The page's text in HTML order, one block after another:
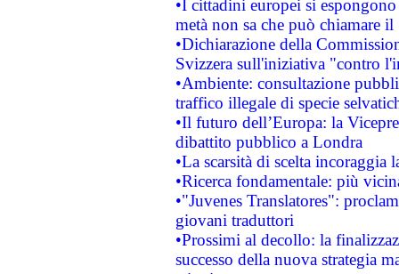
•I cittadini europei si
metà non sa che può chiamare
•Dichiarazione della
Svizzera sull'iniziativa "contro
•Ambiente: consultazione
traffico illegale di specie
•Il futuro dell’Europa: la
dibattito pubblico a Londra
•La scarsità di scelta
•Ricerca fondamentale: più
•"Juvenes Translatores":
giovani traduttori
•Prossimi al decollo: la
successo della nuova strategia